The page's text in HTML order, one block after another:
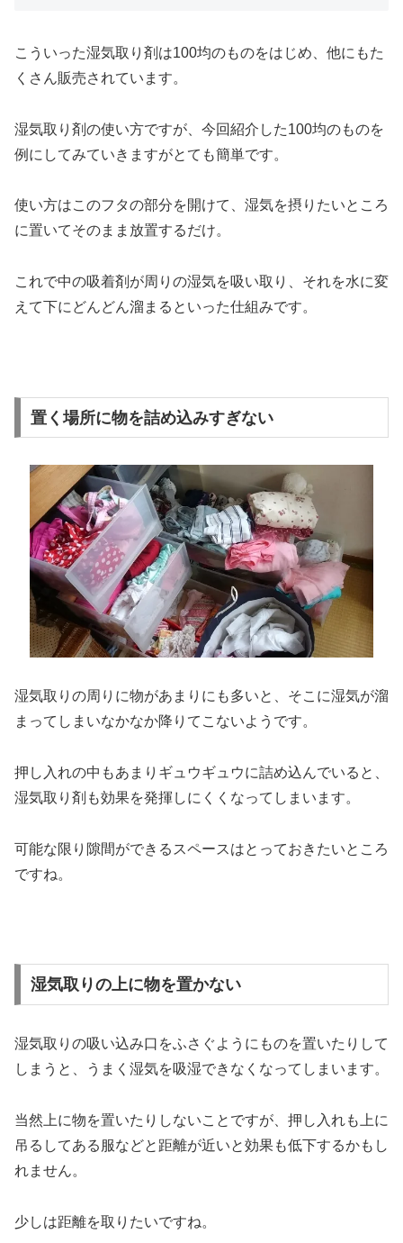
こういった湿気取り剤は100均のものをはじめ、他にもた
くさん販売されています。
湿気取り剤の使い方ですが、今回紹介した100均のものを
例にしてみていきますがとても簡単です。
使い方はこのフタの部分を開けて、湿気を摂りたいところ
に置いてそのまま放置するだけ。
これで中の吸着剤が周りの湿気を吸い取り、それを水に変
えて下にどんどん溜まるといった仕組みです。
置く場所に物を詰め込みすぎない
湿気取りの周りに物があまりにも多いと、そこに湿気が溜
まってしまいなかなか降りてこないようです。
押し入れの中もあまりギュウギュウに詰め込んでいると、
湿気取り剤も効果を発揮しにくくなってしまいます。
可能な限り隙間ができるスペースはとっておきたいところ
ですね。
湿気取りの上に物を置かない
湿気取りの吸い込み口をふさぐようにものを置いたりして
しまうと、うまく湿気を吸湿できなくなってしまいます。
当然上に物を置いたりしないことですが、押し入れも上に
吊るしてある服などと距離が近いと効果も低下するかもし
れません。
少しは距離を取りたいですね。